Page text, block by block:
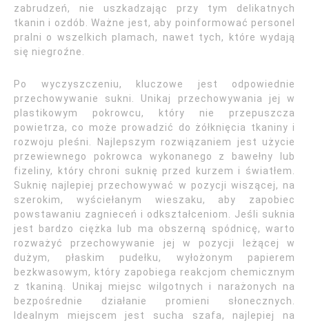
zabrudzeń, nie uszkadzając przy tym delikatnych
tkanin i ozdób. Ważne jest, aby poinformować personel
pralni o wszelkich plamach, nawet tych, które wydają
się niegroźne.
Po wyczyszczeniu, kluczowe jest odpowiednie
przechowywanie sukni. Unikaj przechowywania jej w
plastikowym pokrowcu, który nie przepuszcza
powietrza, co może prowadzić do żółknięcia tkaniny i
rozwoju pleśni. Najlepszym rozwiązaniem jest użycie
przewiewnego pokrowca wykonanego z bawełny lub
fizeliny, który chroni suknię przed kurzem i światłem.
Suknię najlepiej przechowywać w pozycji wiszącej, na
szerokim, wyściełanym wieszaku, aby zapobiec
powstawaniu zagnieceń i odkształceniom. Jeśli suknia
jest bardzo ciężka lub ma obszerną spódnicę, warto
rozważyć przechowywanie jej w pozycji leżącej w
dużym, płaskim pudełku, wyłożonym papierem
bezkwasowym, który zapobiega reakcjom chemicznym
z tkaniną. Unikaj miejsc wilgotnych i narażonych na
bezpośrednie działanie promieni słonecznych.
Idealnym miejscem jest sucha szafa, najlepiej na